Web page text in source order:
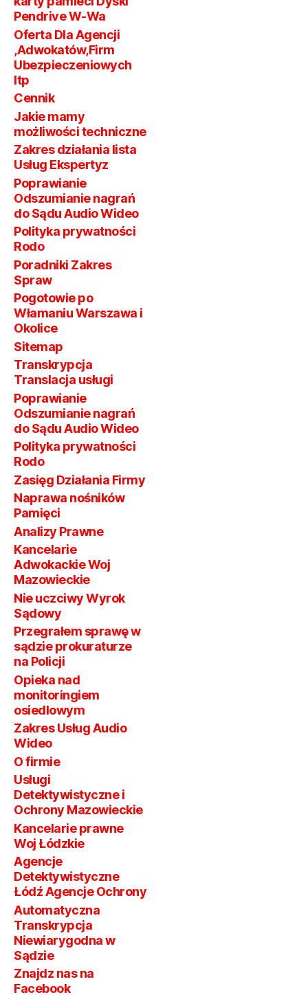
Pendrive W-Wa
Oferta Dla Agencji
,Adwokatów,Firm
Ubezpieczeniowych
Itp
Cennik
Jakie mamy
możliwości techniczne
Zakres działania lista
Usług Ekspertyz
Poprawianie
Odszumianie nagrań
do Sądu Audio Wideo
Polityka prywatności
Rodo
Poradniki Zakres
Spraw
Pogotowie po
Włamaniu Warszawa i
Okolice
Sitemap
Transkrypcja
Translacja usługi
Poprawianie
Odszumianie nagrań
do Sądu Audio Wideo
Polityka prywatności
Rodo
Zasięg Działania Firmy
Naprawa nośników
Pamięci
Analizy Prawne
Kancelarie
Adwokackie Woj
Mazowieckie
Nie uczciwy Wyrok
Sądowy
Przegrałem sprawę w
sądzie prokuraturze
na Policji
Opieka nad
monitoringiem
osiedlowym
Zakres Usług Audio
Wideo
O firmie
Usługi
Detektywistyczne i
Ochrony Mazowieckie
Kancelarie prawne
Woj Łódzkie
Agencje
Detektywistyczne
Łódź Agencje Ochrony
Automatyczna
Transkrypcja
Niewiarygodna w
Sądzie
Znajdz nas na
Facebook